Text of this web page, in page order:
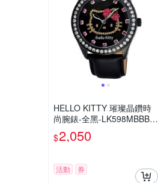
HELLO KITTY 璀璨晶鑽時
尚腕錶-全黑-LK598MBBB-S
-42mm
$2,050
活動 券